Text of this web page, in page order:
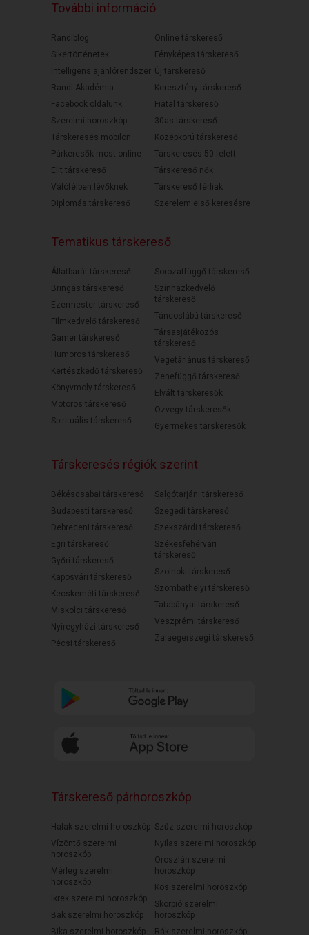
További információ
Randiblog
Sikertörténetek
Intelligens ajánlórendszer
Randi Akadémia
Facebook oldalunk
Szerelmi horoszkóp
Társkeresés mobilon
Párkeresők most online
Elit társkereső
Válófélben lévőknek
Diplomás társkereső
Online társkereső
Fényképes társkereső
Új társkereső
Keresztény társkereső
Fiatal társkereső
30as társkereső
Középkorú társkereső
Társkeresés 50 felett
Társkereső nők
Társkereső férfiak
Szerelem első keresésre
Tematikus társkereső
Állatbarát társkereső
Bringás társkereső
Ezermester társkereső
Filmkedvelő társkereső
Gamer társkereső
Humoros társkereső
Kertészkedő társkereső
Könyvmoly társkereső
Motoros társkereső
Spirituális társkereső
Sorozatfüggő társkereső
Színházkedvelő
társkereső
Táncoslábú társkereső
Társasjátékozós
társkereső
Vegetáriánus társkereső
Zenefüggő társkereső
Elvált társkeresők
Özvegy társkeresők
Gyermekes társkeresők
Társkeresés régiók szerint
Békéscsabai társkereső
Budapesti társkereső
Debreceni társkereső
Egri társkereső
Győri társkereső
Kaposvári társkereső
Kecskeméti társkereső
Miskolci társkereső
Nyíregyházi társkereső
Pécsi társkereső
Salgótarjáni társkereső
Szegedi társkereső
Szekszárdi társkereső
Székesfehérvári
társkereső
Szolnoki társkereső
Szombathelyi társkereső
Tatabányai társkereső
Veszprémi társkereső
Zalaegerszegi társkereső
Társkereső párhoroszkóp
Halak szerelmi horoszkóp
Vízöntő szerelmi
horoszkóp
Mérleg szerelmi
horoszkóp
Ikrek szerelmi horoszkóp
Bak szerelmi horoszkóp
Bika szerelmi horoszkóp
Szűz szerelmi horoszkóp
Nyilas szerelmi horoszkóp
Oroszlán szerelmi
horoszkóp
Kos szerelmi horoszkóp
Skorpió szerelmi
horoszkóp
Rák szerelmi horoszkóp